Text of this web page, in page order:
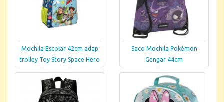
Mochila Escolar 42cm adap
trolley Toy Story Space Hero
Saco Mochila Pokémon
Gengar 44cm